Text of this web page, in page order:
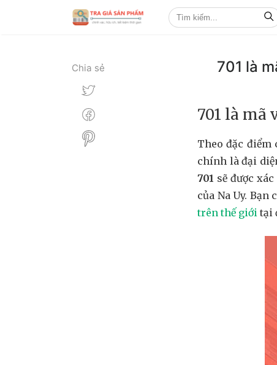
Chia sẻ 701 là
701 là mã
Theo đặc điểm
chính là đại
701 sẽ được
của Na Uy. Bạn
trên thế giới tại